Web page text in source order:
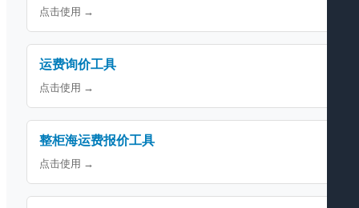
点击使用 →
运费询价工具
点击使用 →
整柜海运费报价工具
点击使用 →